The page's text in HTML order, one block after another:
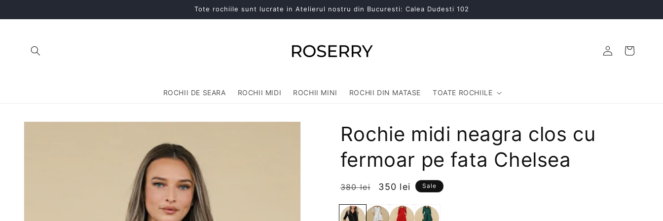
Tote rochiile sunt lucrate in Atelierul nostru din Bucuresti: Calea Dudesti 102
ROCHII DE SEARA ROCHII MIDI ROCHII MINI ROCHII DIN MATASE TOATE ROCHIILE
Conectați-
Coș
Rochie midi neagra clos cu
fermoar pe fata Chelsea
Preț
380 lei
Preț
350 lei Sale